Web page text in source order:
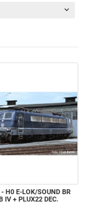
H0 E-LOK/SOUND BR
IV + PLUX22 DEC.